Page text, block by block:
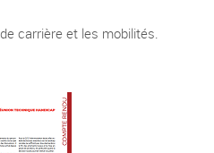
carrière et les mobilités.